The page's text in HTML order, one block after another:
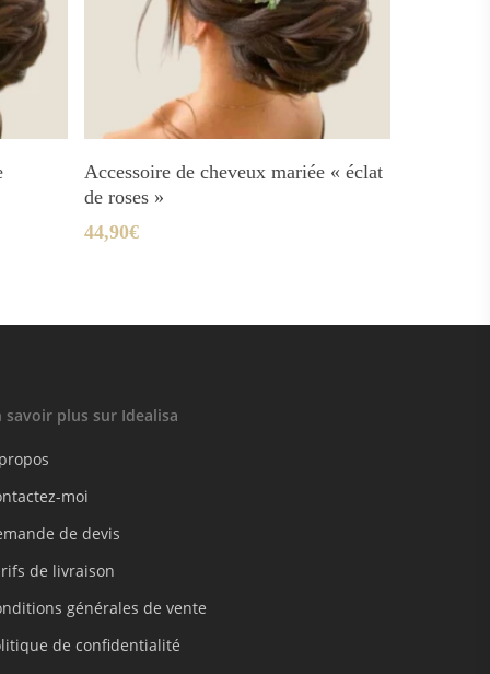
Ajouter Au Panier
Accessoire de cheveux mariée « éclat
de roses »
44,90€
savoir plus sur Idealisa
moi
de devis
de livraison
générales de vente
de confidentialité